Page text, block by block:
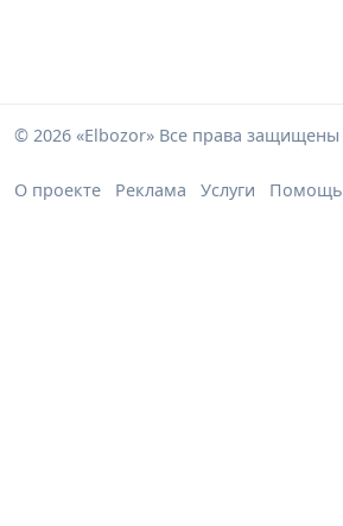
© 2026 «Elbozor» Все права защищены
О проекте Реклама Услуги Помощь